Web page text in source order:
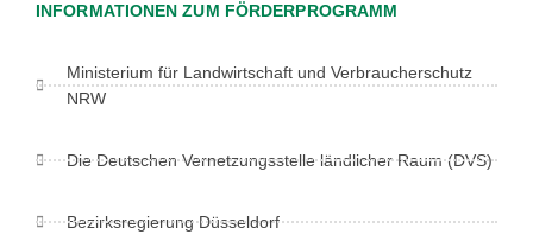
INFORMATIONEN ZUM FÖRDERPROGRAMM
Ministerium für Landwirtschaft und Verbraucherschutz
NRW
Die Deutschen Vernetzungsstelle ländlicher Raum (DVS)
Bezirksregierung Düsseldorf